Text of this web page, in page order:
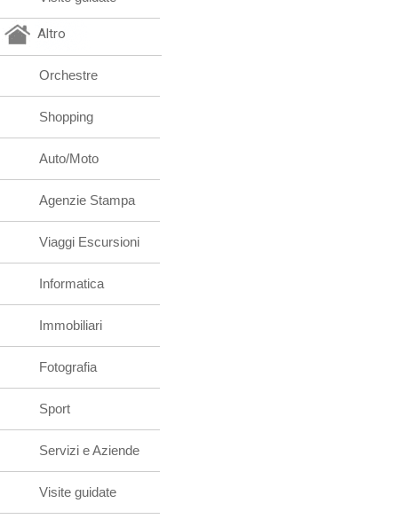
Altro
Orchestre
Shopping
Auto/Moto
Agenzie Stampa
Viaggi Escursioni
Informatica
Immobiliari
Fotografia
Sport
Servizi e Aziende
Visite guidate